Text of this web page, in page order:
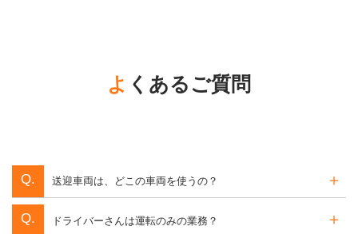
よくあるご質問
送迎車両は、どこの車両を使うの？
ドライバーさんは運転のみの業務？